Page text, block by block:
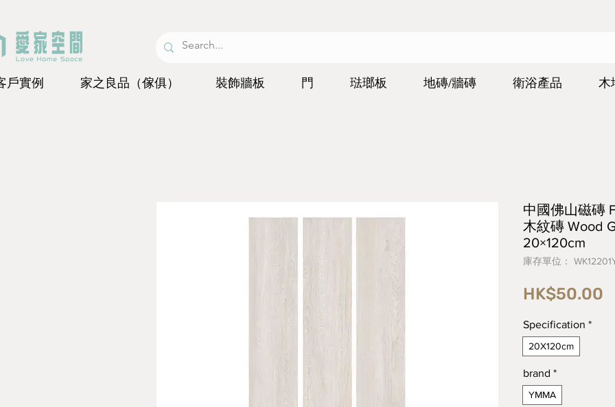
戶實例 家之良品（傢俱） 裝飾牆板 門 琺瑯板 地磚/牆磚 衛浴產品 木
中國佛山磁磚
木紋磚 Wood
20×120cm
庫存單位：
HK$50.00
Specification *
20X120cm
brand *
YMMA